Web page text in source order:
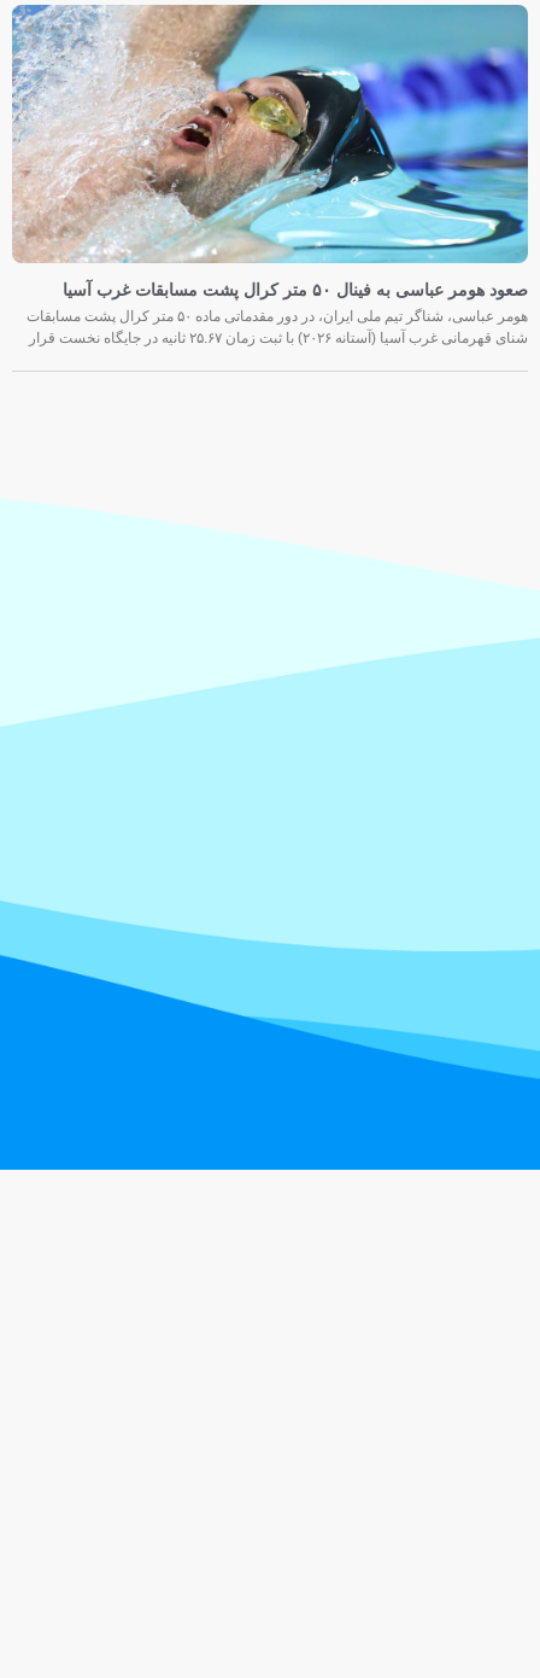
صعود هومر عباسی به فینال ۵۰ متر کرال پشت مسابقات غرب آسیا
هومر عباسی، شناگر تیم ملی ایران، در دور مقدماتی ماده ۵۰ متر کرال پشت مسابقات
شنای قهرمانی غرب آسیا (آستانه ۲۰۲۶) با ثبت زمان ۲۵.۶۷ ثانیه در جایگاه نخست قرار